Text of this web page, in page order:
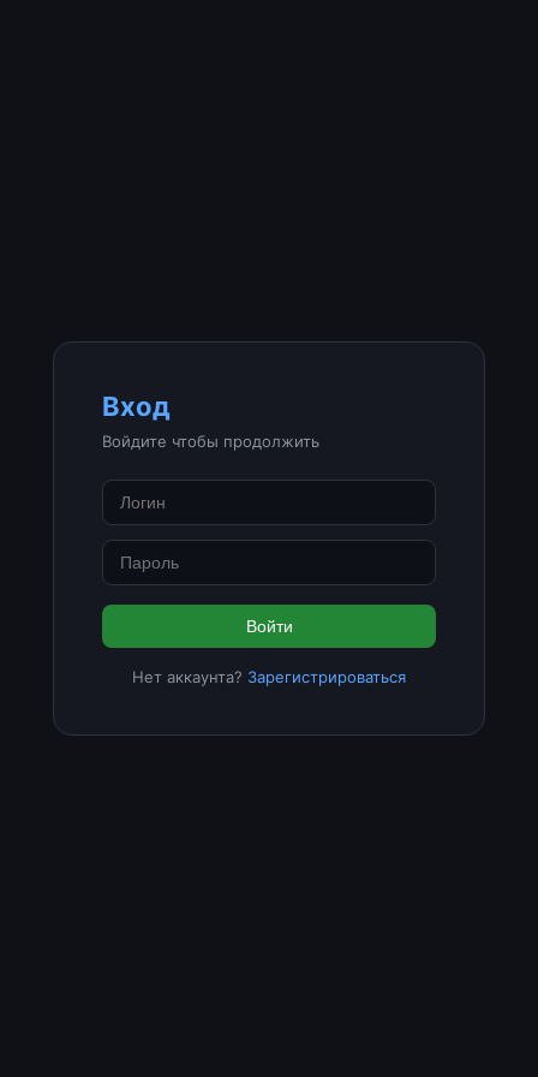
Вход
Войдите чтобы продолжить
Войти
Нет аккаунта? Зарегистрироваться